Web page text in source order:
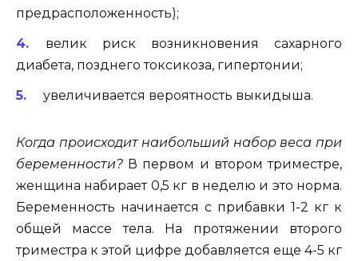
предрасположенность);
велик риск возникновения сахарного
диабета, позднего токсикоза, гипертонии;
увеличивается вероятность выкидыша.
Когда происходит наибольший набор веса при
беременности? В первом и втором триместре,
женщина набирает 0,5 кг в неделю и это норма.
Беременность начинается с прибавки 1-2 кг к
общей массе тела. На протяжении второго
триместра к этой цифре добавляется еще 4-5 кг